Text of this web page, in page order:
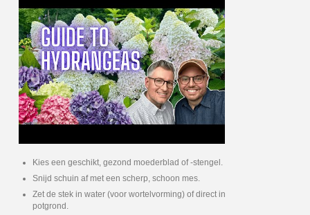
Kies een geschikt, gezond moederblad of -stengel.
Snijd schuin af met een scherp, schoon mes.
Zet de stek in water (voor wortelvorming) of direct in
potgrond.